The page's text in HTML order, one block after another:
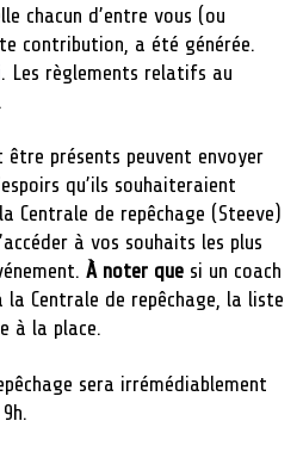
chacun d’entre vous (ou
contribution, a été générée.
. Les règlements relatifs au
.
être présents peuvent envoyer
qu’ils souhaiteraient
Centrale de repêchage (Steeve)
à vos souhaits les plus
À noter que si un coach
Centrale de repêchage, la liste
à la place.
sera irrémédiablement